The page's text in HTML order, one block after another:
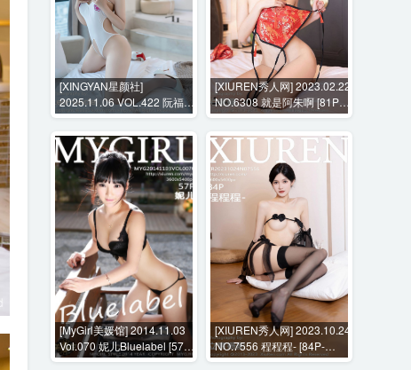
[XINGYAN星颜社]
2025.11.06 VOL.422 阮福福
[80P-721MB]
[XIUREN秀人网] 2023.02.22
NO.6308 就是阿朱啊 [81P-
798MB]
[MyGirl美媛馆] 2014.11.03
Vol.070 妮儿Bluelabel [57P-
229MB]
[XIUREN秀人网] 2023.10.24
NO.7556 程程程- [84P-
650MB]